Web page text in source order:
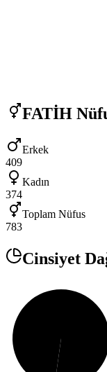
FATİH
Erkek
409
Kadın
374
Toplam Nüfus
783
Cinsiyet